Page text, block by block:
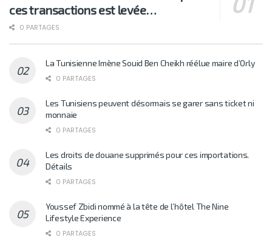
ces transactions est levée…
0 PARTAGES
La Tunisienne Imène Souid Ben Cheikh réélue maire d’Orly
0 PARTAGES
Les Tunisiens peuvent désormais se garer sans ticket ni
monnaie
0 PARTAGES
Les droits de douane supprimés pour ces importations.
Détails
0 PARTAGES
Youssef Zbidi nommé à la tête de l’hôtel The Nine
Lifestyle Experience
0 PARTAGES